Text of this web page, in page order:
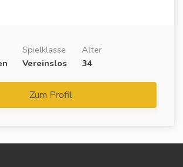
Spielklasse
Vereinslos
Alter
34
Zum Profil